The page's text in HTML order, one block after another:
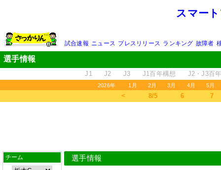
スマー
試合速報 ニュース プレスリリース ランキング 故障者
選手情報
J1 J2 J3 J1百年構想 J2・J3百
2026年 1月 2月 3月 4月 5月
＜ 8/5 6 7
チーム 選手情報